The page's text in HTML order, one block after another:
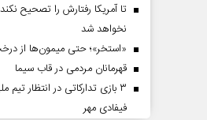
تا آمریکا رفتارش را تصحیح
نخواهد شد
«استخر»‌‌؛ حتی میمون‌ها از
قهرمانان مردمی در قاب سیما
۳ بازی تدارکاتی در انتظار تیم
فیفادی مهر